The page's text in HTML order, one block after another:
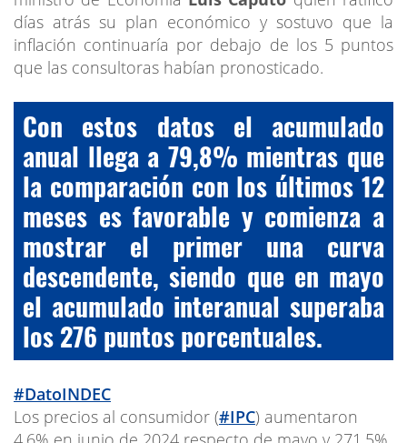
días atrás su plan económico y sostuvo que la
inflación continuaría por debajo de los 5 puntos
que las consultoras habían pronosticado.
Con estos datos el acumulado
anual llega a 79,8% mientras que
la comparación con los últimos 12
meses es favorable y comienza a
mostrar el primer una curva
descendente, siendo que en mayo
el acumulado interanual superaba
los 276 puntos porcentuales.
#DatoINDEC
Los precios al consumidor (#IPC) aumentaron